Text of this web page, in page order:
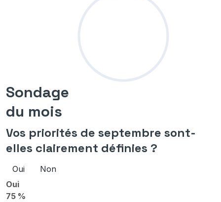
Sondage
du mois
Vos priorités de septembre sont-
elles clairement définies ?
Oui
Non
Oui
75 %